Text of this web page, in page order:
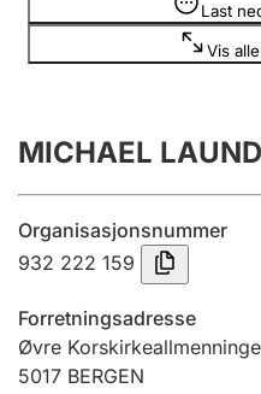
Årsregnskap
Innsending og
Tinglysing
Jeger
Last
Vis
MICHAEL
Organisasjonsnummer
932 222 159
Forretningsadresse
Øvre
5017 BERGEN